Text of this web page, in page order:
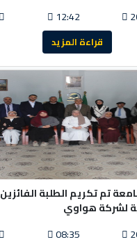
12:42
قراءة المزيد
تم تكريم الطلبة الفائزين
لشركة هواوي
08:35